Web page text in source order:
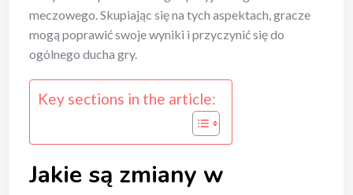
meczowego. Skupiając się na tych aspektach, gracze
mogą poprawić swoje wyniki i przyczynić się do
ogólnego ducha gry.
Key sections in the article:
Jakie są zmiany w